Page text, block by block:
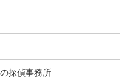
探偵事務所